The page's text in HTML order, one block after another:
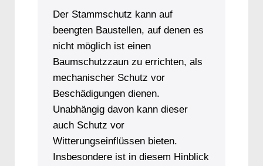
Der Stammschutz kann auf
beengten Baustellen, auf denen es
nicht möglich ist einen
Baumschutzzaun zu errichten, als
mechanischer Schutz vor
Beschädigungen dienen.
Unabhängig davon kann dieser
auch Schutz vor
Witterungseinflüssen bieten.
Insbesondere ist in diesem Hinblick